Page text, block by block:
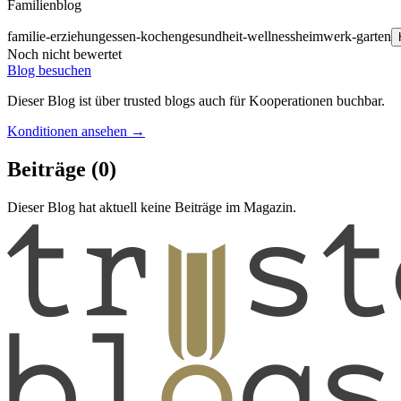
Familienblog
familie-erziehungessen-kochengesundheit-wellnessheimwerk-garten
Noch nicht bewertet
Blog besuchen
Dieser Blog ist über trusted blogs auch für Kooperationen buchbar.
Konditionen ansehen →
Beiträge (0)
Dieser Blog hat aktuell keine Beiträge im Magazin.